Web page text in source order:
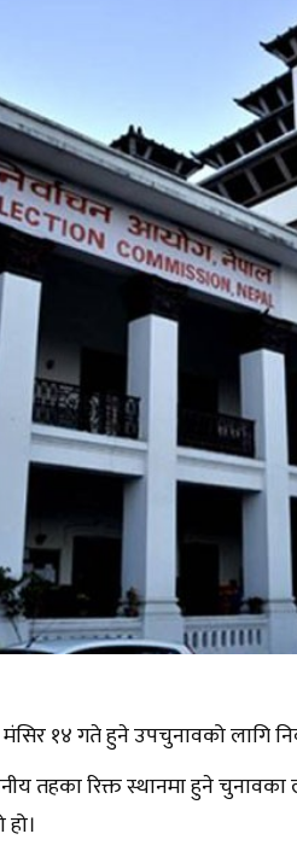
१४ गते हुने उपचुनावको लागि
तहका रिक्त स्थानमा हुने